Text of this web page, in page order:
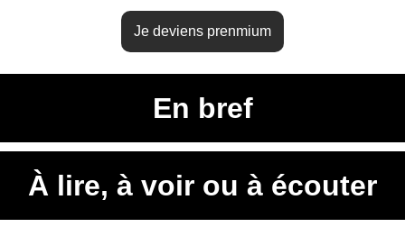
Je deviens prenmium
En bref
À lire, à voir ou à écouter